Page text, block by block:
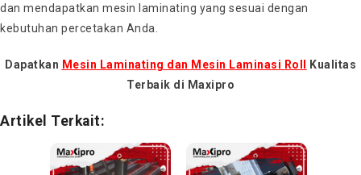
dan mendapatkan mesin laminating yang sesuai dengan
kebutuhan percetakan Anda.
Dapatkan Mesin Laminating dan Mesin Laminasi Roll
Kualitas
Terbaik di Maxipro
Artikel Terkait: